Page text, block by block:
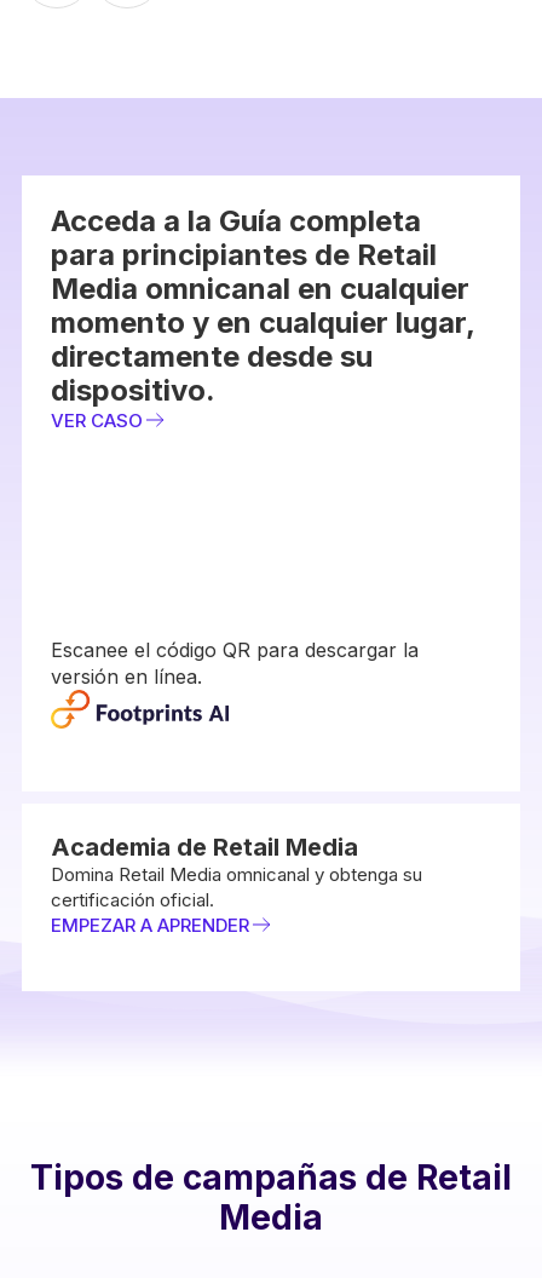
Acceda a la Guía completa
para principiantes de Retail
Media omnicanal en cualquier
momento y en cualquier lugar,
directamente desde su
dispositivo.
VER CASO
Escanee el código QR para descargar la
versión en línea.
Academia de Retail Media
Domina Retail Media omnicanal y obtenga su
certificación oficial.
EMPEZAR A APRENDER
Tipos de campañas de Retail
Media